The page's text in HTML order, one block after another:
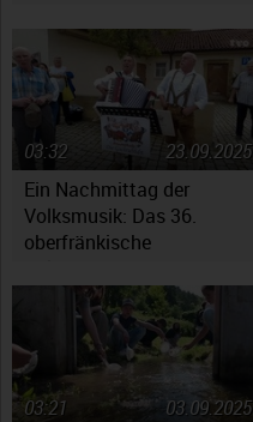
Ein Nachmittag der
Volksmusik: Das 36.
oberfränkische
Ebensfeld
23.09.2025
03:32
03.09.2025
03:21